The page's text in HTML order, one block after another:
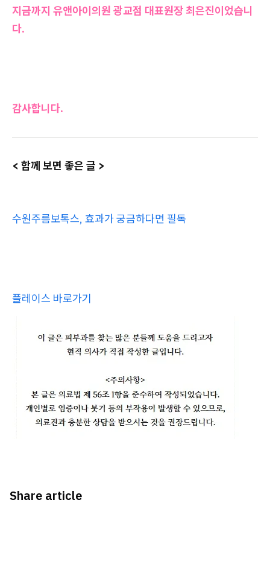
지금까지 유앤아이의원 광교점 대표원장 최은진이었습니
다.
감사합니다.
< 함께 보면 좋은 글 >
수원주름보톡스, 효과가 궁금하다면 필독
플레이스 바로가기
Share article